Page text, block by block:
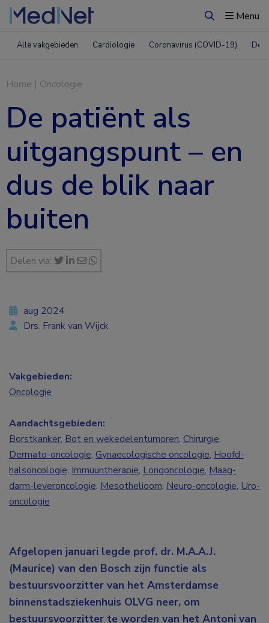
ZoekenMenu
Alle vakgebieden Cardiologie Coronavirus (COVID-19)
Home | Oncologie
De patiënt als
uitgangspunt – en
dus de blik naar
buiten
Delen via:
Afgelopen januari legde prof. dr. M.A.A.J.
(Maurice) van den Bosch zijn functie als
bestuursvoorzitter van het Amsterdamse
binnenstadsziekenhuis OLVG neer, om
bestuursvoorzitter te worden van het Antoni van
aug 2024
Drs. Frank van Wijck
Vakgebieden:
Oncologie
Aandachtsgebieden:
Borstkanker, Bot en wekedelentumoren, Chirurgie,
Dermato-oncologie, Gynaecologische oncologie, Hoofd-
halsoncologie, Immuuntherapie, Longoncologie, Maag-
darm-leveroncologie, Mesothelioom, Neuro-oncologie, Uro-
oncologie